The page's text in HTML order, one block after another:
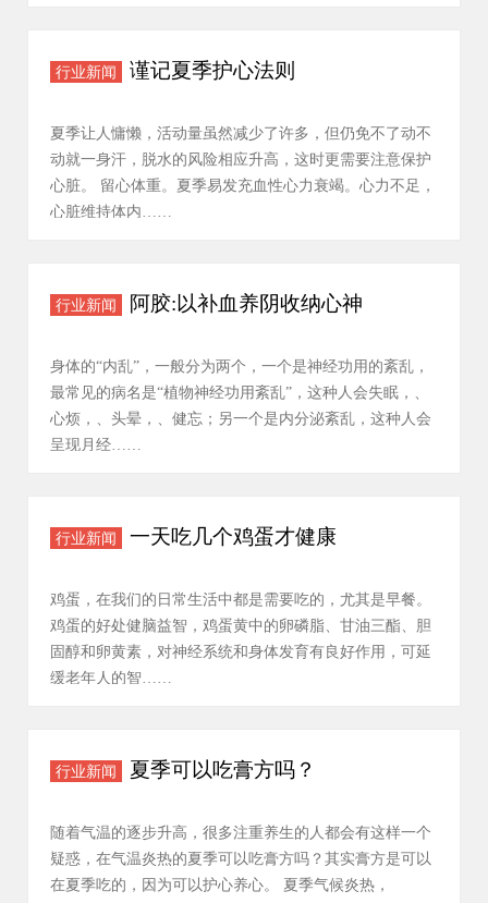
行业新闻 谨记夏季护心法则
夏季让人慵懒，活动量虽然减少了许多，但仍免不了动不
动就一身汗，脱水的风险相应升高，这时更需要注意保护
心脏。 留心体重。夏季易发充血性心力衰竭。心力不足，
心脏维持体内……
行业新闻 阿胶:以补血养阴收纳心神
身体的“内乱”，一般分为两个，一个是神经功用的紊乱，
最常见的病名是“植物神经功用紊乱”，这种人会失眠，、
心烦，、头晕，、健忘；另一个是内分泌紊乱，这种人会
呈现月经……
行业新闻 一天吃几个鸡蛋才健康
鸡蛋，在我们的日常生活中都是需要吃的，尤其是早餐。
鸡蛋的好处健脑益智，鸡蛋黄中的卵磷脂、甘油三酯、胆
固醇和卵黄素，对神经系统和身体发育有良好作用，可延
缓老年人的智……
行业新闻 夏季可以吃膏方吗？
随着气温的逐步升高，很多注重养生的人都会有这样一个
疑惑，在气温炎热的夏季可以吃膏方吗？其实膏方是可以
在夏季吃的，因为可以护心养心。 夏季气候炎热，